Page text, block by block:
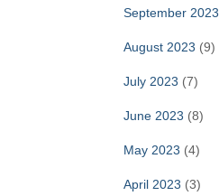
September 2023
August 2023 (9)
July 2023 (7)
June 2023 (8)
May 2023 (4)
April 2023 (3)